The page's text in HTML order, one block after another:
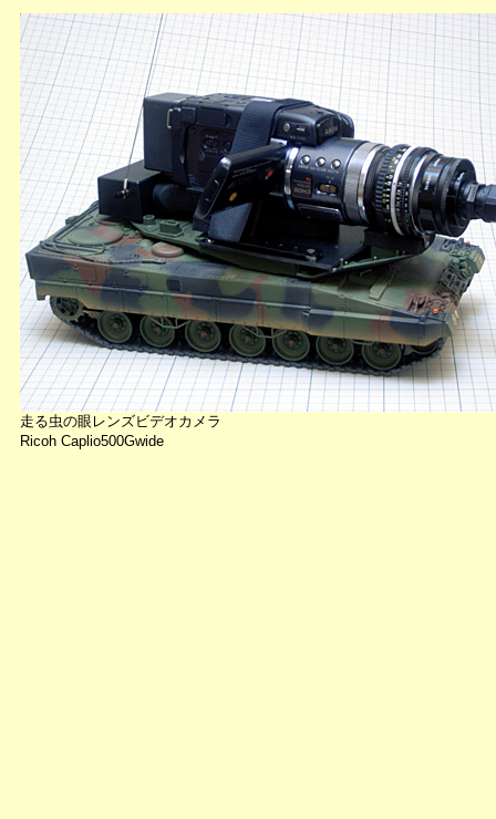
走る虫の眼レンズビデオカメラ
Ricoh Caplio500Gwide